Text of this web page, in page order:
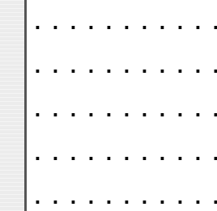
. . . . . . . . . .
. . . . . . . . . .
. . . . . . . . . .
. . . . . . . . . .
. . . . . . . . . .